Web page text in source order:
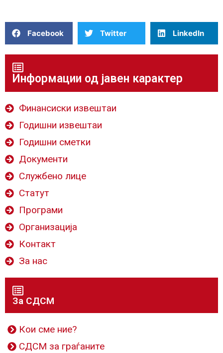
Facebook Twitter LinkedIn
Информации од јавен карактер
Финансиски извештаи
Годишни извештаи
Годишни сметки
Документи
Службено лице
Статут
Програми
Организација
Контакт
За нас
За СДСМ
Кои сме ние?
СДСМ за граѓаните